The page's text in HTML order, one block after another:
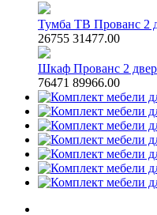
Тумба ТВ Прованс 2
26755 31477.00
Шкаф Прованс 2
76471 89966.00